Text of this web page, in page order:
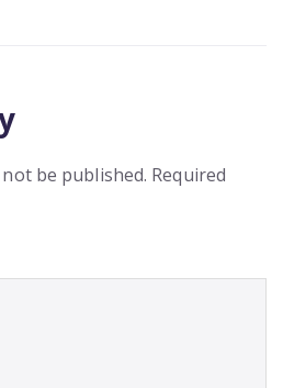
be published. Required